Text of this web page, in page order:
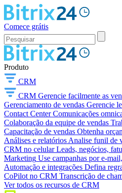
Comece grátis
Produto
CRM
CRM Gerencie facilmente as
Gerenciamento de vendas Gerencie
Contact Center Comunicações
Colaboração da equipe de vendas
Capacitação de vendas Obtenha
Análises e relatórios Analise funil de
CRM no celular Leads, negócios,
Marketing Use campanhas por e-
Automação e integrações Defina
CoPilot no CRM Transcrição de
Ver todos os recursos de CRM